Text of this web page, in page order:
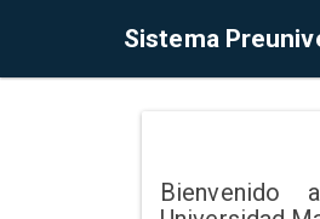
Sistema
Bienvenido